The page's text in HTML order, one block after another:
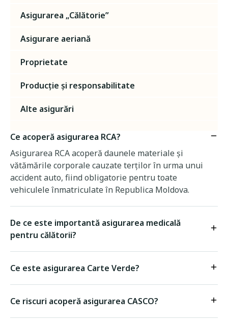
Asigurarea „Călătorie”
Asigurare aeriană
Proprietate
Producție și responsabilitate
Alte asigurări
Ce acoperă asigurarea RCA?
Asigurarea RCA acoperă daunele materiale și
vătămările corporale cauzate terților în urma unui
accident auto, fiind obligatorie pentru toate
vehiculele înmatriculate în Republica Moldova.
De ce este importantă asigurarea medicală
pentru călătorii?
Ce este asigurarea Carte Verde?
Ce riscuri acoperă asigurarea CASCO?